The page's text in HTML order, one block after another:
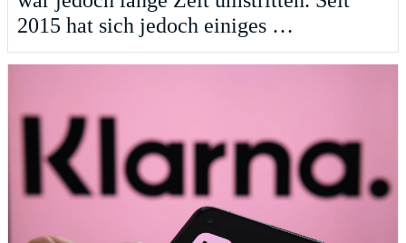
2015 hat sich jedoch einiges …